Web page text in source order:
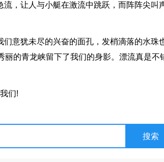
，让人与小艇在激流中跳跃，而阵阵尖叫
意犹未尽的兴奋的面孔，发梢滴落的水珠
丽的青龙峡留下了我们的身影。漂流真是不
们!